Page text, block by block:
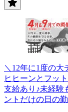
＼12年に1度の
ヒヒーンとフッ
支給あり♪未経
ントだけの日の